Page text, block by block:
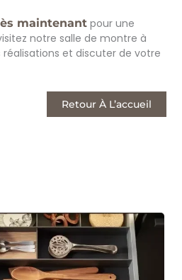
maintenant pour une
notre salle de montre à
réalisations et discuter de votre
Retour À L’accueil